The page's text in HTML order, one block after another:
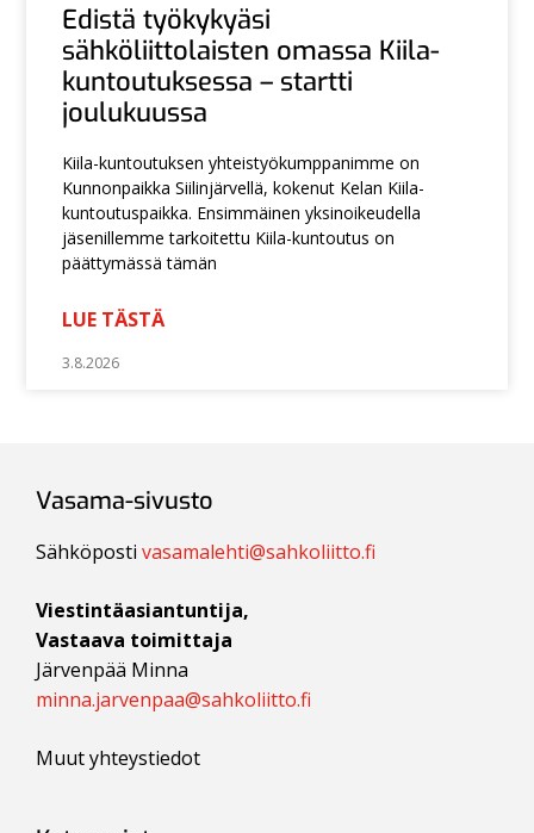
Edistä työkykyäsi
sähköliittolaisten omassa Kiila-
kuntoutuksessa – startti
joulukuussa
Kiila-kuntoutuksen yhteistyökumppanimme on
Kunnonpaikka Siilinjärvellä, kokenut Kelan Kiila-
kuntoutuspaikka. Ensimmäinen yksinoikeudella
jäsenillemme tarkoitettu Kiila-kuntoutus on
päättymässä tämän
LUE TÄSTÄ
3.8.2026
Vasama-sivusto
Sähköpostivasamalehti@sahkoliitto.fi
Viestintäasiantuntija,
Vastaava toimittaja
Järvenpää Minna
minna.jarvenpaa@sahkoliitto.fi
Muut yhteystiedot